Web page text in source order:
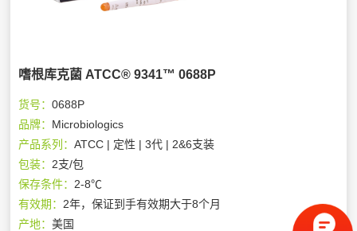
嗜根库克菌 ATCC® 9341™ 0688P
货号：0688P
品牌： Microbiologics
产品系列：ATCC | 定性 | 3代 | 2&6支装
包装： 2支/包
保存条件： 2-8℃
有效期： 2年，保证到手有效期大于8个月
产地：美国